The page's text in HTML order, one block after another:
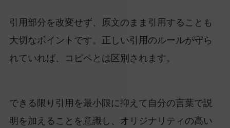
引用部分を改変せず、原文のまま引用することも
大切なポイントです。正しい引用のルールが守ら
れていれば、コピペとは区別されます。
できる限り引用を最小限に抑えて自分の言葉で説
明を加えることを意識し、オリジナリティの高い